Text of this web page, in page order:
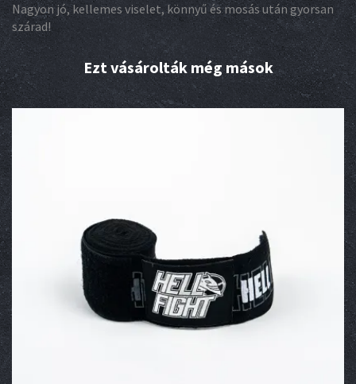
Nagyon jó, kellemes viselet, könnyű és mosás után gyorsan
szárad!
Ezt vásárolták még mások